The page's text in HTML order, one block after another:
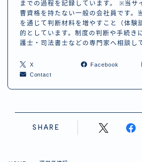
までの過程を記録しています。 ※当サ
曹資格を持たない一般の会社員です。
を通じて判断材料を増やすこと（体験
的としています。制度の判断や手続き
護士・司法書士などの専門家へ相談し
X Facebook
Contact
SHARE